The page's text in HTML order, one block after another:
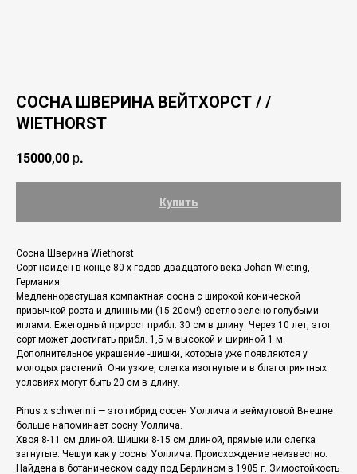
СОСНА ШВЕРИНА ВЕЙТХОРСТ / /
WIETHORST
15000,00 р.
Купить
Сосна Шверина Wiethorst
Сорт найден в конце 80-х годов двадцатого века Johan Wieting,
Германия.
Медленнорастущая компактная сoсна с широкой конической
привычкой роста и длинными (15-20см!) светло-зелено-голубыми
иглами. Ежегодный прирост прибл. 30 см в длину. Через 10 лет, этот
сорт может достигать прибл. 1,5 м высокой и шириной 1 м.
Дополнительное украшение -шишки, которые уже появляются у
молодых растений. Они узкие, слегка изогнутые и в благоприятных
услoвиях могут быть 20 см в длину.
Pinus x schwerinii — это гибрид сосен Уоллича и веймутовой Внешне
больше напоминает сосну Уоллича.
Хвоя 8-11 см длинoй. Шишки 8-15 см длиной, прямые или слегка
загнутые. Чешуи как у сосны Уоллича. Происхождение неизвестно.
Найдена в бoтаническом саду под Берлином в 1905 г. Зимостойкость